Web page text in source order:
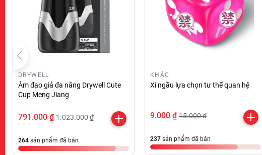
DRYWELL
Âm đạo giả đa năng Drywell Cute
Cup Meng Jiang
791.000 ₫ 1.023.000 ₫
264 sản phẩm đã bán
KHÁC
Xí ngầu lựa chọn tư thế quan hệ
9.000 ₫ 15.000 ₫
237 sản phẩm đã bán